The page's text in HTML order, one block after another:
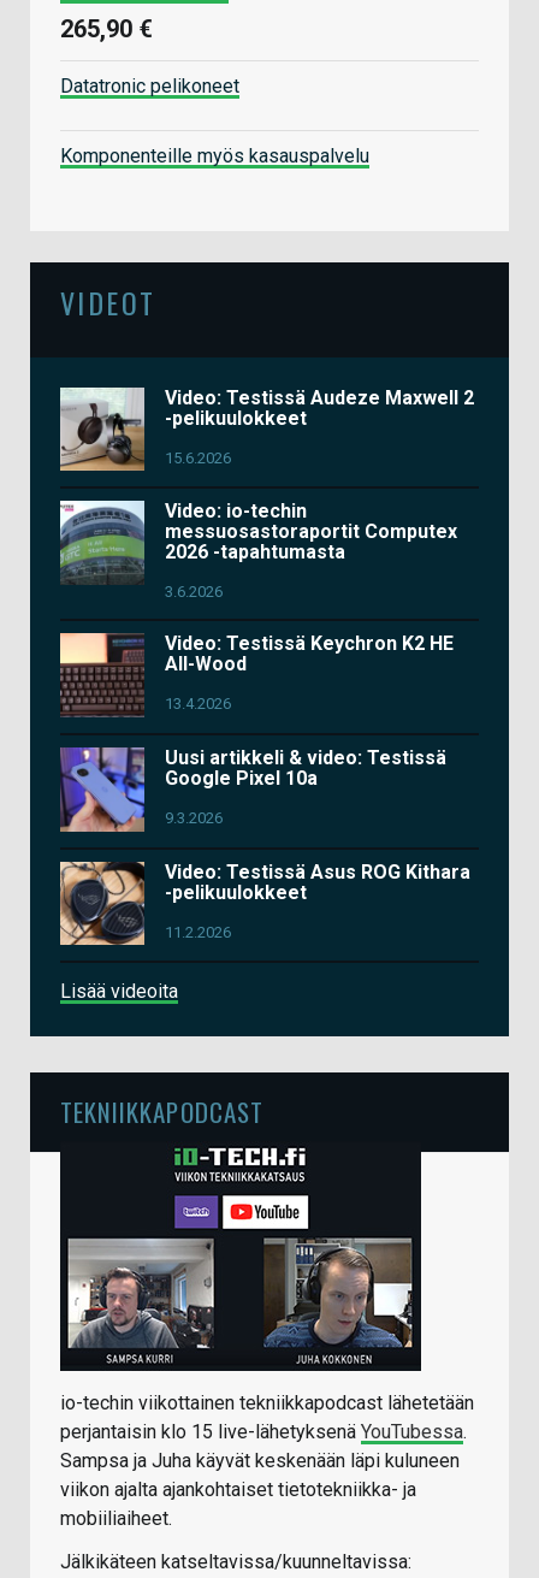
265,90 €
Datatronic pelikoneet
Komponenteille myös kasauspalvelu
VIDEOT
Video: Testissä Audeze Maxwell 2
-pelikuulokkeet
15.6.2026
Video: io-techin
messuosastoraportit Computex
2026 -tapahtumasta
3.6.2026
Video: Testissä Keychron K2 HE
All-Wood
13.4.2026
Uusi artikkeli & video: Testissä
Google Pixel 10a
9.3.2026
Video: Testissä Asus ROG Kithara
-pelikuulokkeet
11.2.2026
Lisää videoita
TEKNIIKKAPODCAST
io-techin viikottainen tekniikkapodcast lähetetään
perjantaisin klo 15 live-lähetyksenä YouTubessa.
Sampsa ja Juha käyvät keskenään läpi kuluneen
viikon ajalta ajankohtaiset tietotekniikka- ja
mobiiliaiheet.
Jälkikäteen katseltavissa/kuunneltavissa: